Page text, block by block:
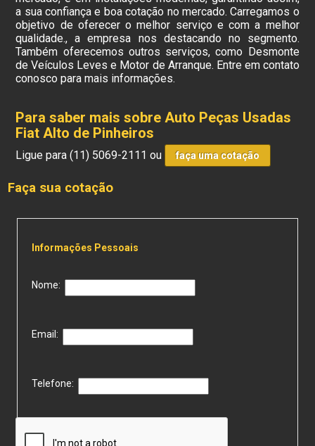
a sua confiança e boa cotação no mercado. Carregamos o
objetivo de oferecer o melhor serviço e com a melhor
qualidade., a empresa nos destacando no segmento.
Também oferecemos outros serviços, como Desmonte
de Veículos Leves e Motor de Arranque. Entre em contato
conosco para mais informações.
Para saber mais sobre Auto Peças Usadas
Fiat Alto de Pinheiros
Ligue para(11) 5069-2111 ou faça uma cotação
Faça sua cotação
Informações Pessoais
Nome:
Email:
Telefone: